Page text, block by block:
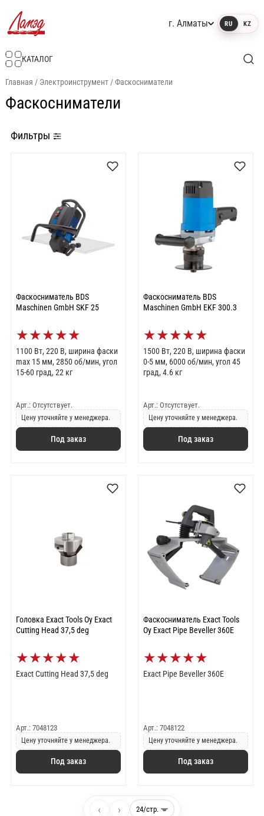
г. Алматы RU KZ
КАТАЛОГ
Главная / Электроинструмент/Фаскосниматели
Фаскосниматели
Фильтры
Фаскосниматель BDS
Maschinen GmbH SKF 25
★★★★★
1100 Вт, 220 В, ширина фаски
max 15 мм, 2850 об/мин, угол
15-60 град, 22 кг
Арт.: Отсутствует.
Цену уточняйте у менеджера.
Под заказ
Фаскосниматель BDS
Maschinen GmbH EKF 300.3
★★★★★
1500 Вт, 220 В, ширина фаски
0-5 мм, 6000 об/мин, угол 45
град, 4.6 кг
Арт.: Отсутствует.
Цену уточняйте у менеджера.
Под заказ
Головка Exact Tools Oy Exact
Cutting Head 37,5 deg
★★★★★
Exact Cutting Head 37,5 deg
Арт.: 7048123
Цену уточняйте у менеджера.
Под заказ
Фаскосниматель Exact Tools
Oy Exact Pipe Beveller 360E
★★★★★
Exact Pipe Beveller 360E
Арт.: 7048122
Цену уточняйте у менеджера.
Под заказ
‹ ›